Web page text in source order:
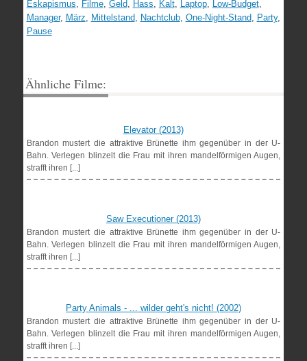
Eskapismus
Filme, Geld, Hass Kalt, Laptop, Low-Budget,
Manager, März Mittelstand, Nachtclub, One-Night-Stand, Party,
Pause
Ähnliche Filme:
Elevator (2013)
Brandon mustert die attraktive Brünette ihm gegenüber in der U-
Bahn. Verlegen blinzelt die Frau mit ihren mandelförmigen Augen,
strafft ihren [...]
Saw Executioner (2013)
Brandon mustert die attraktive Brünette ihm gegenüber in der U-
Bahn. Verlegen blinzelt die Frau mit ihren mandelförmigen Augen,
strafft ihren [...]
Party Animals - ... wilder geht's nicht! (2002)
Brandon mustert die attraktive Brünette ihm gegenüber in der U-
Bahn. Verlegen blinzelt die Frau mit ihren mandelförmigen Augen,
strafft ihren [...]